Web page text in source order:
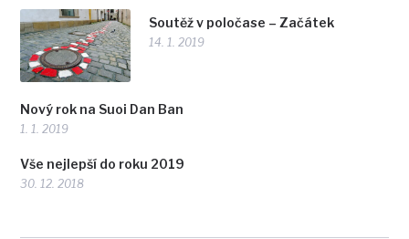
Soutěž v poločase – Začátek
14. 1. 2019
Nový rok na Suoi Dan Ban
1. 1. 2019
Vše nejlepší do roku 2019
30. 12. 2018